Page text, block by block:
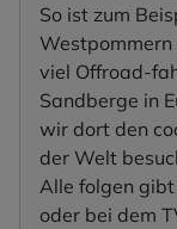
So ist zum
Westpommern
viel Offroad-
Sandberge in
wir dort den
der Welt
Alle folgen
oder bei dem